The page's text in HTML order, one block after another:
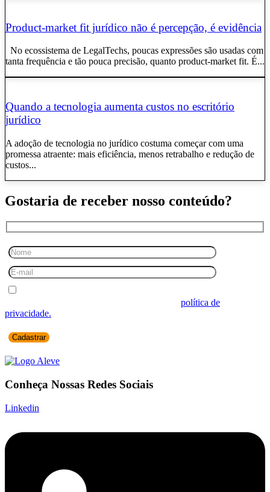
Product-market fit jurídico não é percepção, é evidência
No ecossistema de LegalTechs, poucas expressões são usadas com
tanta frequência e tão pouca precisão, quanto product-market fit. É...
Quando a tecnologia aumenta custos no escritório
jurídico
A adoção de tecnologia no jurídico costuma começar com uma
promessa atraente: mais eficiência, menos retrabalho e redução de
custos...
Gostaria de receber nosso conteúdo?
política de
privacidade.
Conheça Nossas Redes Sociais
Linkedin